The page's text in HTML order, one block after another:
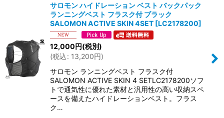
サロモン ハイドレーション ベスト バックパック
ランニングベスト フラスク付 ブラック
SALOMON ACTIVE SKIN 4SET [LC2178200]
12,000円(税別)
(税込: 13,200円)
サロモン ランニングベスト フラスク付
SALOMON ACTIVE SKIN 4 SETLC2178200ソフ
トで通気性に優れた素材と汎用性の高い収納スペ
ースを備えたハイドレーションベスト。フラス
ク…